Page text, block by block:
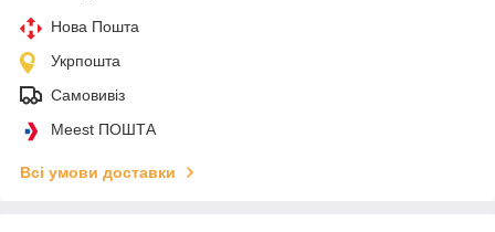
Нова Пошта
Укрпошта
Самовивіз
Meest ПОШТА
Всі умови доставки